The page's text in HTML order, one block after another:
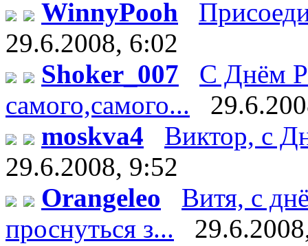
WinnyPooh
29.6.2008, 6:02
Shoker_007
С Днём
самого,самого...
moskva4
Виктор, с
29.6.2008, 9:52
Orangeleo
Витя, с
проснуться з...